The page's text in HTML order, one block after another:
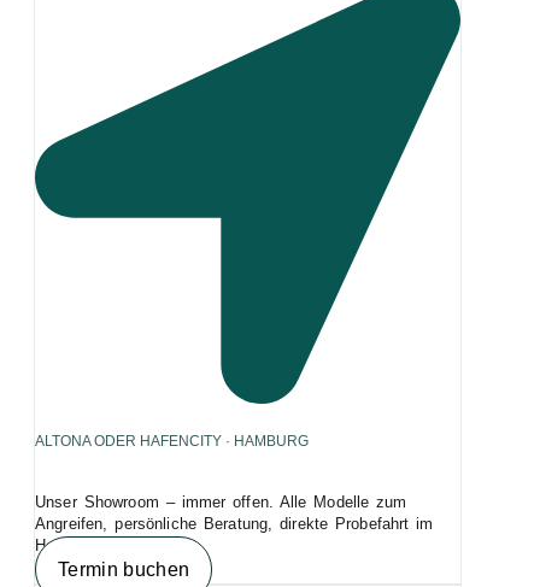
ALTONA ODER HAFENCITY · HAMBURG
Unser Showroom – immer offen. Alle Modelle zum
Angreifen, persönliche Beratung, direkte Probefahrt im
Hamburger Hafen.
Termin buchen